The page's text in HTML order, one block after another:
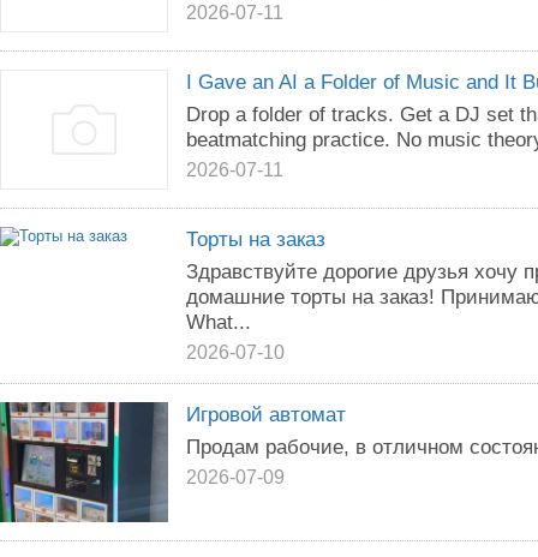
2026-07-11
I Gave an AI a Folder of Music and It
Drop a folder of tracks. Get a DJ set
beatmatching practice. No music
2026-07-11
Торты на заказ
Здравствуйте дорогие друзья
домашние торты на заказ!
What...
2026-07-10
Игровой автомат
Продам рабочие, в отличном
2026-07-09